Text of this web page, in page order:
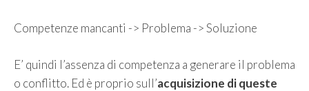
Competenze mancanti -> Problema -> Soluzione
E’ quindi l’assenza di competenza a generare il problema
o conflitto. Ed è proprio sull’acquisizione di queste